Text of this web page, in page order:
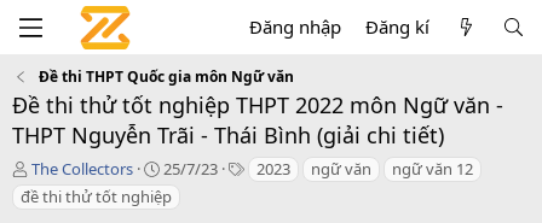
Đăng nhập Đăng kí
Đề thi THPT Quốc gia môn Ngữ văn
Đề thi thử tốt nghiệp THPT 2022 môn Ngữ văn -
THPT Nguyễn Trãi - Thái Bình (giải chi tiết)
T
á
c
The Collectors
C
r
e
25/7/23
T 2023 ngữ văn
ngữ văn 12
đề thi thử tốt nghiệp